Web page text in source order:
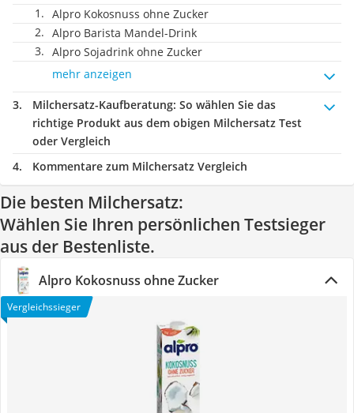
Alpro Kokosnuss ohne Zucker
Alpro Barista Mandel-Drink
Alpro Sojadrink ohne Zucker
mehr anzeigen
Milchersatz-Kaufberatung: So wählen Sie das
richtige Produkt aus dem obigen Milchersatz Test
oder Vergleich
Kommentare zum Milchersatz Vergleich
Die besten Milchersatz:
Wählen Sie Ihren persönlichen Testsieger
aus der Bestenliste.
Alpro Kokosnuss ohne Zucker
Vergleichssieger